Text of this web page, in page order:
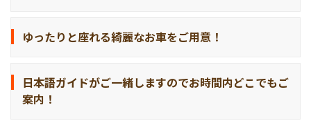
ゆったりと座れる綺麗なお車をご用意！
日本語ガイドがご一緒しますのでお時間内どこでもご
案内！
島発インドネシア国外ツアー